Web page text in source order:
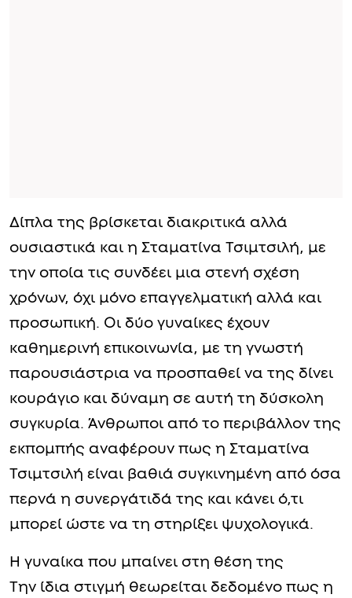
Δίπλα της βρίσκεται διακριτικά αλλά
ουσιαστικά και η Σταματίνα Τσιμτσιλή, με
την οποία τις συνδέει μια στενή σχέση
χρόνων, όχι μόνο επαγγελματική αλλά και
προσωπική. Οι δύο γυναίκες έχουν
καθημερινή επικοινωνία, με τη γνωστή
παρουσιάστρια να προσπαθεί να της δίνει
κουράγιο και δύναμη σε αυτή τη δύσκολη
συγκυρία. Άνθρωποι από το περιβάλλον της
εκπομπής αναφέρουν πως η Σταματίνα
Τσιμτσιλή είναι βαθιά συγκινημένη από όσα
περνά η συνεργάτιδά της και κάνει ό,τι
μπορεί ώστε να τη στηρίξει ψυχολογικά.
Η γυναίκα που μπαίνει στη θέση της
Την ίδια στιγμή θεωρείται δεδομένο πως η